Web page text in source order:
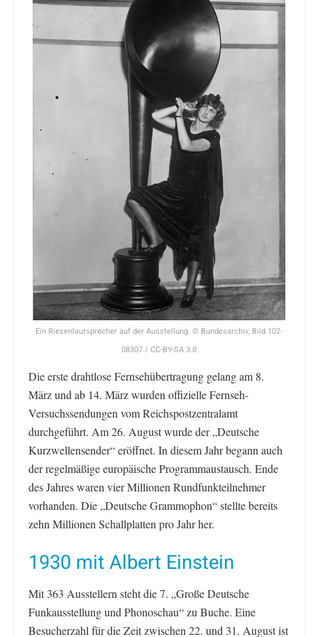
Ein Riesenlautsprecher auf der Ausstellung. © Bundesarchiv, Bild 102-
08307 / CC-BY-SA 3.0
Die erste drahtlose Fernsehübertragung gelang am 8.
März und ab 14. März wurden offizielle Fernseh-
Versuchssendungen vom Reichspostzentralamt
durchgeführt. Am 26. August wurde der „Deutsche
Kurzwellensender“ eröffnet. In diesem Jahr begann auch
der regelmäßige europäische Programmaustausch. Ende
des Jahres waren vier Millionen Rundfunkteilnehmer
vorhanden. Die „Deutsche Grammophon“ stellte bereits
zehn Millionen Schallplatten pro Jahr her.
1930 mit Albert Einstein
Mit 363 Ausstellern steht die 7. „Große Deutsche
Funkausstellung und Phonoschau“ zu Buche. Eine
Besucherzahl für die Zeit zwischen 22. und 31. August ist